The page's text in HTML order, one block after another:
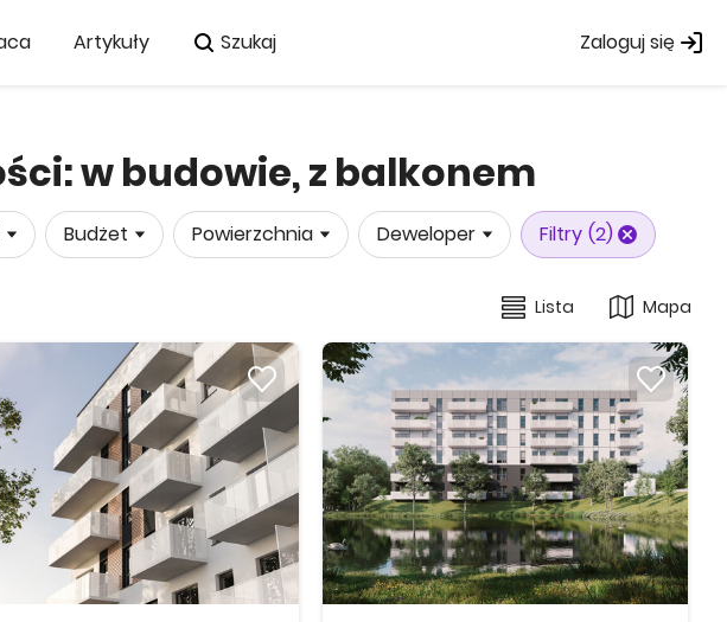
Artykuły Szukaj Zaloguj się
w budowie, z balkonem
Budżet Powierzchnia Deweloper Filtry (2)
Lista Mapa